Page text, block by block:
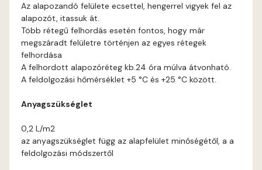
Mango A
Melon-yellow A
Melon-yellow B
Az alapozandó felülete ecsettel, hengerrel vigyek fel az
alapozót, itassuk át.
Több rétegű felhordás esetén fontos, hogy már
megszáradt felületre történjen az egyes rétegek
felhordása
A felhordott alapozóréteg kb.24 óra múlva átvonható.
A feldolgozási hőmérséklet +5 °C és +25 °C között.
Anyagszükséglet
0,2 L/m2
az anyagszükséglet függ az alapfelület minőségétől, a a
feldolgozási módszertől